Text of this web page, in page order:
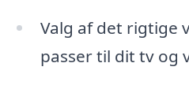
Valg af det rigtige
passer til dit tv og